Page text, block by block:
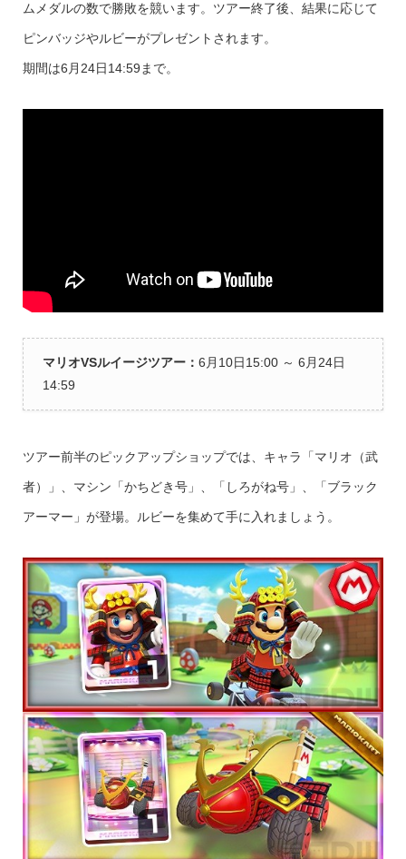
ムメダルの数で勝敗を競います。ツアー終了後、結果に応じて
ピンバッジやルビーがプレゼントされます。
期間は6月24日14:59まで。
マリオVSルイージツアー： 6月10日15:00 ～ 6月24日
14:59
ツアー前半のピックアップショップでは、キャラ「マリオ（武
者）」、マシン「かちどき号」、「しろがね号」、「ブラック
アーマー」が登場。ルビーを集めて手に入れましょう。